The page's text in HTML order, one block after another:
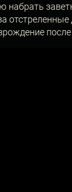
набрать